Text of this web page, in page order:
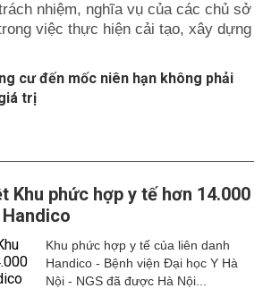
nhiệm, nghĩa vụ của các chủ sở
việc thực hiện cải tạo, xây dựng
cư đến mốc niên hạn không phải
trị
Khu phức hợp y tế hơn 14.000
Khu phức hợp y tế của liên danh
Handico - Bệnh viện Đại học Y Hà
Nội - NGS đã được Hà Nội...